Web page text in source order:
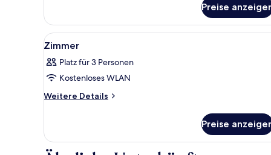
at
9PM)
anzeigen
Zweibettzimmer,
Nichtraucher
(Check-
time
ends
9PM)
Preise
Alle
Fotos
für
Zimmer
anzeigen
1
Zimmer
Platz für 3 Personen
Kostenloses WLAN
Weitere Details
Weitere
Preise